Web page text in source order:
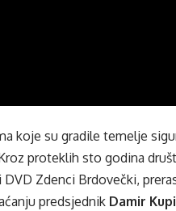
koje su gradile temelje
proteklih sto godina
Zdenci Brdovečki,
predsjednik Damir